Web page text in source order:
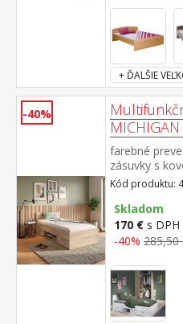
+ ĎALŠIE
-40%
farebné
zásuvky s
zásuvky (š/v/
(š/v/h) 69 ×
cene matrac
odporúčaný
posteli je
ráme 90 ×
7861)
kg
Kód produktu:
Skladom
170 € s DPH
-40%